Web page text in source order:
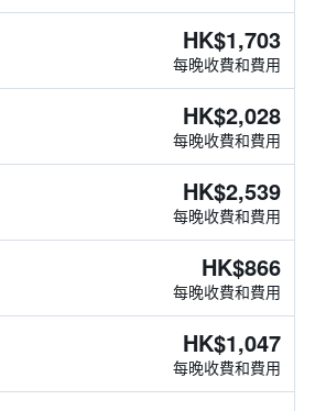
HK$1,703
每晚收費和費用
HK$2,028
每晚收費和費用
HK$2,539
每晚收費和費用
HK$866
每晚收費和費用
HK$1,047
每晚收費和費用